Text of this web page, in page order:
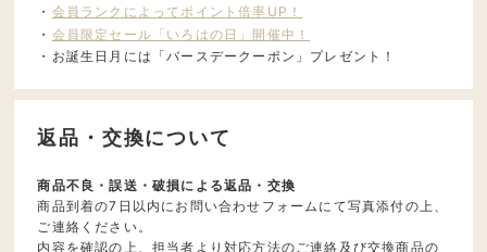
・ 会員ランクによってポイント倍率UP！
・ 会員限定セール「いろはの日」開催中！
・お誕生日月には「バースデークーポン」プレゼント！
返品・交換について
商品不良・誤送・破損による返品・交換
商品到着の7日以内にお問い合わせフォームにて写真添付の上、
ご連絡ください。
内容を確認の上、担当者より対応方法のご連絡及び交換商品の